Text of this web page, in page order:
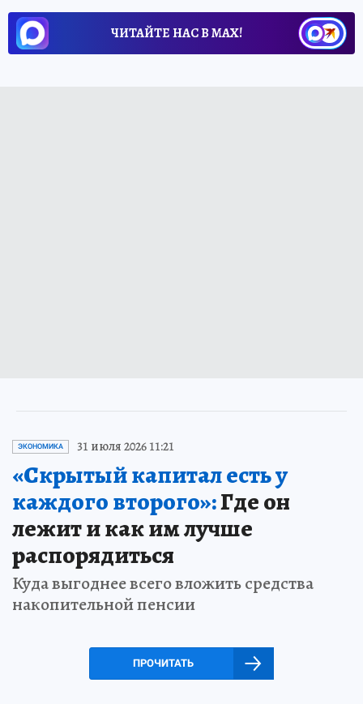
ЧИТАЙТЕ НАС В МАХ!
ЭКОНОМИКА 31 июля 2026 11:21
«Скрытый капитал есть у
каждого второго»:Где он
лежит и как им лучше
распорядиться
Куда выгоднее всего вложить средства
накопительной пенсии
ПРОЧИТАТЬ